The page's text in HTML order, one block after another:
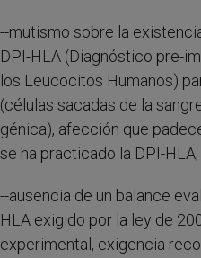
--mutismo sobre la
DPI-HLA (Diagnóstico pre-
los Leucocitos Humanos)
(células sacadas de la
génica), afección que
se ha practicado la DPI-HLA;
--ausencia de un balance
HLA exigido por la ley de
experimental, exigencia